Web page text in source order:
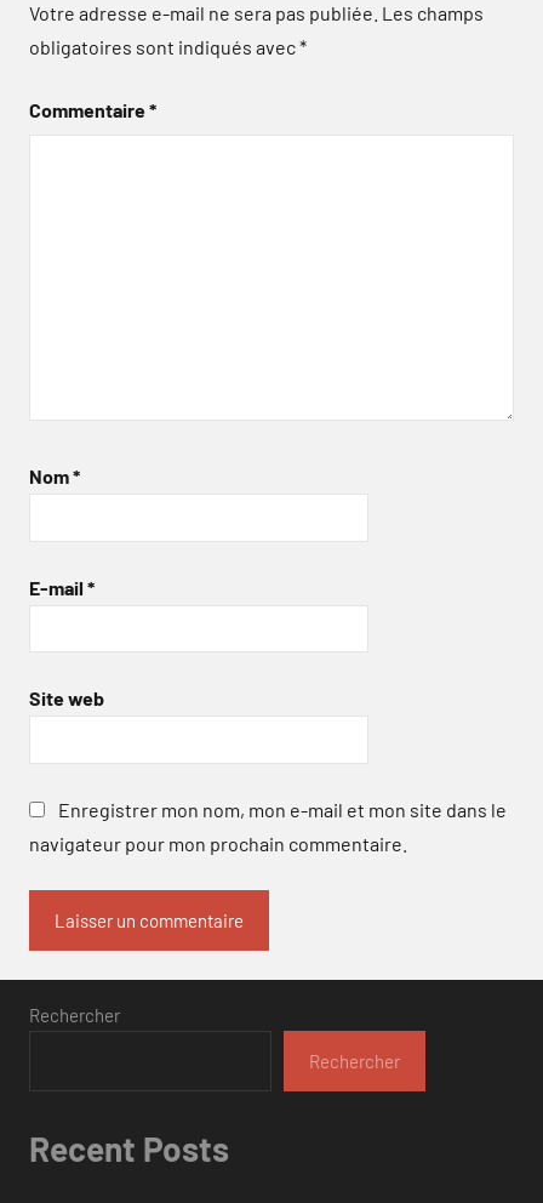
Votre adresse e-mail ne sera pas publiée. Les champs
obligatoires sont indiqués avec*
Commentaire*
Nom*
E-mail *
Site web
Enregistrer mon nom, mon e-mail et mon site dans le
navigateur pour mon prochain commentaire.
Rechercher
Rechercher
Recent Posts